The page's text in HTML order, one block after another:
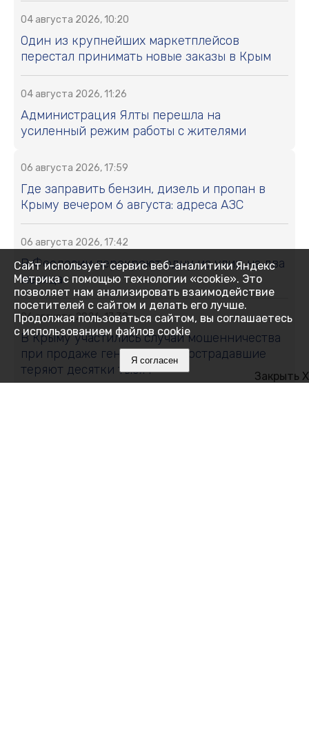
04 августа 2026, 10:20
Один из крупнейших маркетплейсов
перестал принимать новые заказы в Крым
04 августа 2026, 11:26
Администрация Ялты перешла на
усиленный режим работы с жителями
06 августа 2026, 17:59
Где заправить бензин, дизель и пропан в
Крыму вечером 6 августа: адреса АЗС
06 августа 2026, 17:42
В Феодосии перекроют одну из улиц на два
месяца
06 августа 2026, 17:38
В Крыму участились случаи мошенничества
при продаже генераторов: пострадавшие
теряют десятки тысяч
Закрыть X
Сайт использует сервис веб-аналитики Яндекс
Метрика с помощью технологии «cookie». Это
позволяет нам анализировать взаимодействие
посетителей с сайтом и делать его лучше.
Продолжая пользоваться сайтом, вы соглашаетесь
с использованием файлов cookie
Я согласен